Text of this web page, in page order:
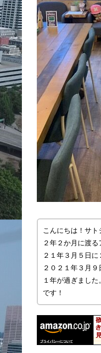
こんにちは！サト
２年２か月に渡
２１年３月５日
２０２１年３月
１年が過ぎまし
です！